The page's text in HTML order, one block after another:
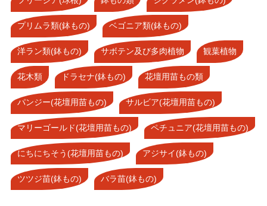
プリムラ類(鉢もの) ベゴニア類(鉢もの)
洋ラン類(鉢もの) サボテン及び多肉植物 観葉植物
花木類 ドラセナ(鉢もの) 花壇用苗もの類
パンジー(花壇用苗もの) サルビア(花壇用苗もの)
マリーゴールド(花壇用苗もの) ペチュニア(花壇用苗もの)
にちにちそう(花壇用苗もの) アジサイ(鉢もの)
ツツジ苗(鉢もの) バラ苗(鉢もの)